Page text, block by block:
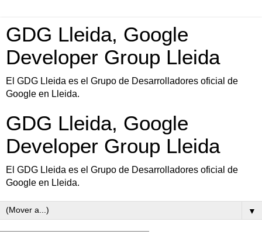
GDG Lleida, Google
Developer Group Lleida
El GDG Lleida es el Grupo de Desarrolladores oficial de
Google en Lleida.
GDG Lleida, Google
Developer Group Lleida
El GDG Lleida es el Grupo de Desarrolladores oficial de
Google en Lleida.
▼